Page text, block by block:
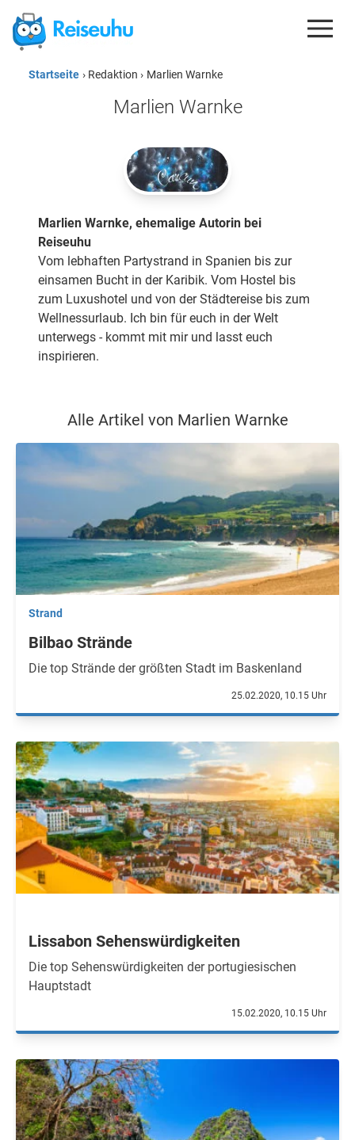
REISEDEALS
GUTSCHEINE
KREDITKARTEN
ESIM
REISEBLOG
Startseite › Redaktion › Marlien Warnke
Marlien Warnke
Marlien Warnke, ehemalige Autorin bei
Reiseuhu
Vom lebhaften Partystrand in Spanien bis zur
einsamen Bucht in der Karibik. Vom Hostel bis
zum Luxushotel und von der Städtereise bis zum
Wellnessurlaub. Ich bin für euch in der Welt
unterwegs - kommt mit mir und lasst euch
inspirieren.
Alle Artikel von Marlien Warnke
Strand
Bilbao Strände
Die top Strände der größten Stadt im Baskenland
25.02.2020, 10.15 Uhr
Lissabon Sehenswürdigkeiten
Die top Sehenswürdigkeiten der portugiesischen
Hauptstadt
15.02.2020, 10.15 Uhr